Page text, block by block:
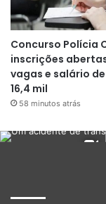
Concurso Polícia
inscrições
vagas e salário de
16,4 mil
58 minutos atrás